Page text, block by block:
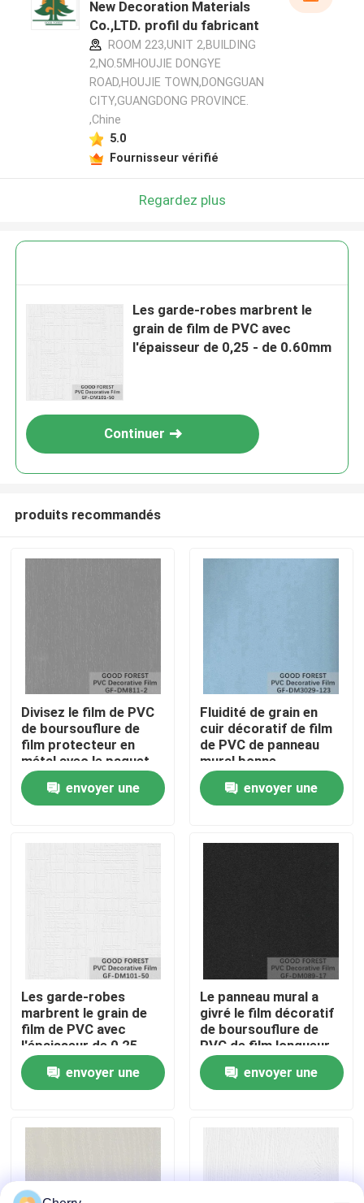
À la maison
Produits
Nous contacter
Nouvelles
Les affaires
Placage de bois naturel
New Decoration Materials
Co.,LTD. profil du fabricant
ROOM 223,UNIT 2,BUILDING
2,NO.5MHOUJIE DONGYE
ROAD,HOUJIE TOWN,DONGGUAN
CITY,GUANGDONG PROVINCE.
,Chine
5.0
Fournisseur vérifié
Regardez plus
Les garde-robes marbrent le
grain de film de PVC avec
l'épaisseur de 0,25 - de 0.60mm
Continuer
produits recommandés
Divisez le film de PVC
de boursouflure de
film protecteur en
métal avec le paquet
de petit pain
envoyer une
Fluidité de grain en
cuir décoratif de film
de PVC de panneau
mural bonne
envoyer une
Les garde-robes
marbrent le grain de
film de PVC avec
l'épaisseur de 0,25 -
de 0.60mm
envoyer une
Le panneau mural a
givré le film décoratif
de boursouflure de
PVC de film longueur
de 300 - de 500m
envoyer une